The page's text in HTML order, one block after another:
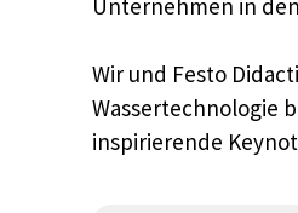
Wir und Festo
Wassertechnologie
inspirierende